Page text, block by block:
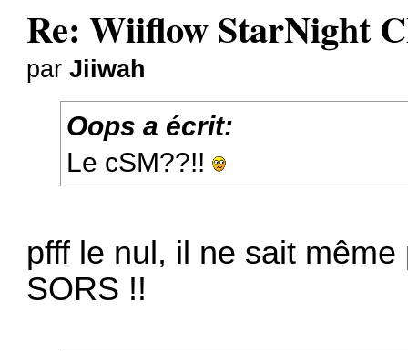
Re: Wiiflow StarNight
parJiiwah
Oops a écrit:
Le cSM??!!
pfff le nul, il ne sait
SORS !!